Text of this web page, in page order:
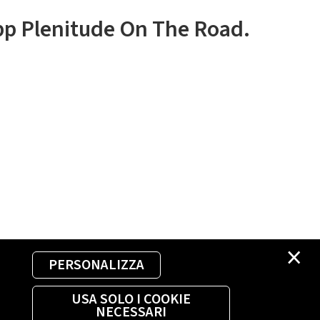
×
PERSONALIZZA
USA SOLO I COOKIE
NECESSARI
Plenitude On The Road.